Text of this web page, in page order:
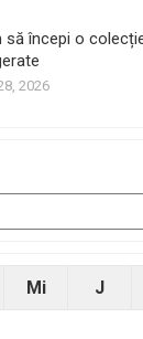
să începi o
2026
Mi J